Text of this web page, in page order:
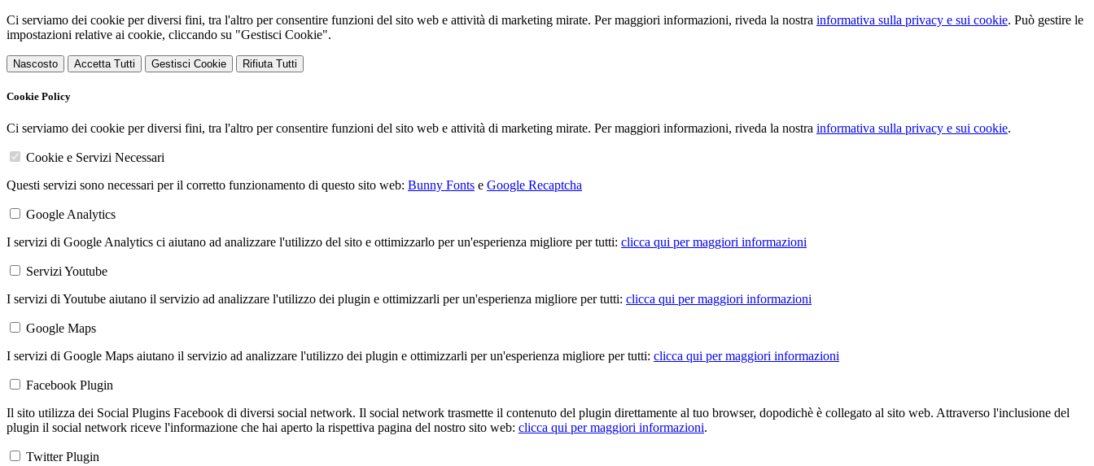
Ci serviamo dei cookie per diversi fini, tra l'altro per consentire funzioni del sito web e attività di marketing mirate. Per maggiori informazioni, riveda la nostra informativa sulla privacy e sui cookie. Può gestire le
impostazioni relative ai cookie, cliccando su "Gestisci Cookie".
Nascosto Accetta Tutti Gestisci Cookie Rifiuta Tutti
Cookie Policy
Ci serviamo dei cookie per diversi fini, tra l'altro per consentire funzioni del sito web e attività di marketing mirate. Per maggiori informazioni, riveda la nostra informativa sulla privacy e sui cookie.
Cookie e Servizi Necessari
Questi servizi sono necessari per il corretto funzionamento di questo sito web: Bunny Fonts e Google Recaptcha
Google Analytics
I servizi di Google Analytics ci aiutano ad analizzare l'utilizzo del sito e ottimizzarlo per un'esperienza migliore per tutti: clicca qui per maggiori informazioni
Servizi Youtube
I servizi di Youtube aiutano il servizio ad analizzare l'utilizzo dei plugin e ottimizzarli per un'esperienza migliore per tutti: clicca qui per maggiori informazioni
Google Maps
I servizi di Google Maps aiutano il servizio ad analizzare l'utilizzo dei plugin e ottimizzarli per un'esperienza migliore per tutti: clicca qui per maggiori informazioni
Facebook Plugin
Il sito utilizza dei Social Plugins Facebook di diversi social network. Il social network trasmette il contenuto del plugin direttamente al tuo browser, dopodichè è collegato al sito web. Attraverso l'inclusione del
plugin il social network riceve l'informazione che hai aperto la rispettiva pagina del nostro sito web: clicca qui per maggiori informazioni.
Twitter Plugin